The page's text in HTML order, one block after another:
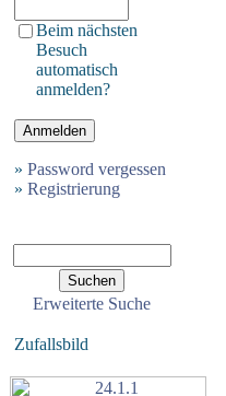
Beim nächsten
Besuch
automatisch
anmelden?
» Password vergessen
» Registrierung
Erweiterte Suche
Zufallsbild